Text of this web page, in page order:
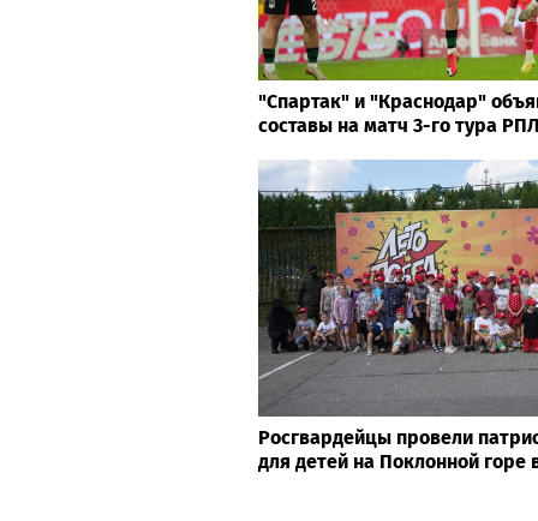
"Спартак" и "Краснодар"
составы на матч 3-го тура РПЛ
Росгвардейцы провели
для детей на Поклонной горе